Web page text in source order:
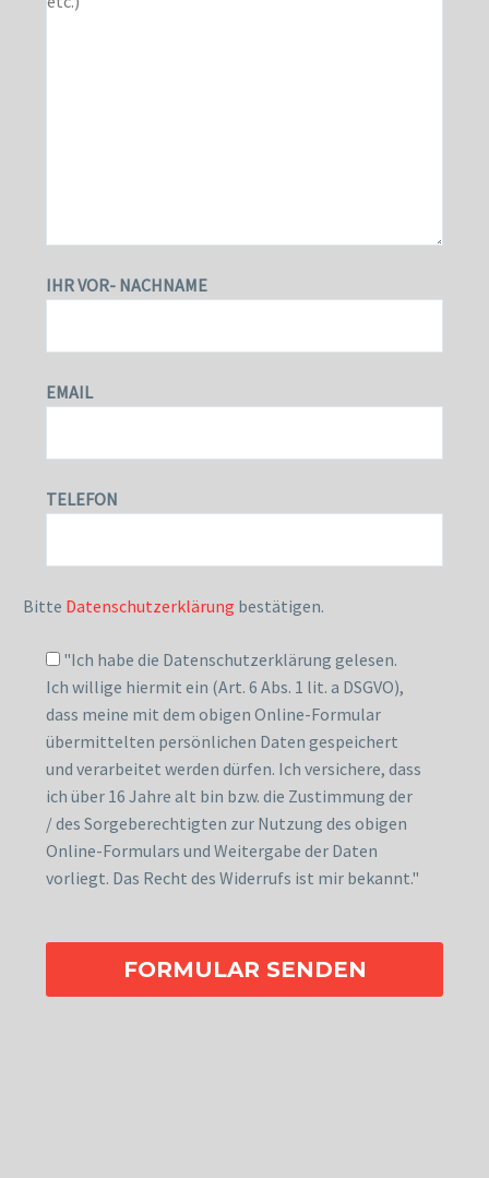
IHR VOR- NACHNAME
EMAIL
TELEFON
Bitte Datenschutzerklärung bestätigen.
"Ich habe die Datenschutzerklärung gelesen.
Ich willige hiermit ein (Art. 6 Abs. 1 lit. a DSGVO),
dass meine mit dem obigen Online-Formular
übermittelten persönlichen Daten gespeichert
und verarbeitet werden dürfen. Ich versichere, dass
ich über 16 Jahre alt bin bzw. die Zustimmung der
/ des Sorgeberechtigten zur Nutzung des obigen
Online-Formulars und Weitergabe der Daten
vorliegt. Das Recht des Widerrufs ist mir bekannt."